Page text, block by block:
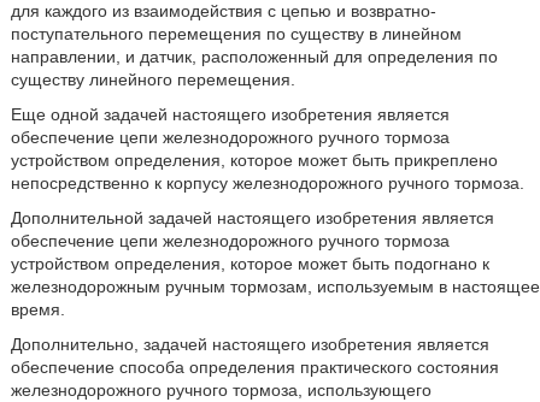
для каждого из взаимодействия с цепью и возвратно-
поступательного перемещения по существу в линейном
направлении, и датчик, расположенный для определения по
существу линейного перемещения.
Еще одной задачей настоящего изобретения является
обеспечение цепи железнодорожного ручного тормоза
устройством определения, которое может быть прикреплено
непосредственно к корпусу железнодорожного ручного тормоза.
Дополнительной задачей настоящего изобретения является
обеспечение цепи железнодорожного ручного тормоза
устройством определения, которое может быть подогнано к
железнодорожным ручным тормозам, используемым в настоящее
время.
Дополнительно, задачей настоящего изобретения является
обеспечение способа определения практического состояния
железнодорожного ручного тормоза, использующего